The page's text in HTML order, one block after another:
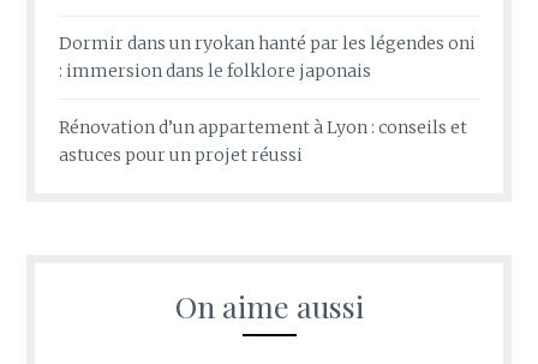
Dormir dans un ryokan hanté par les légendes oni
: immersion dans le folklore japonais
Rénovation d’un appartement à Lyon : conseils et
astuces pour un projet réussi
On aime aussi